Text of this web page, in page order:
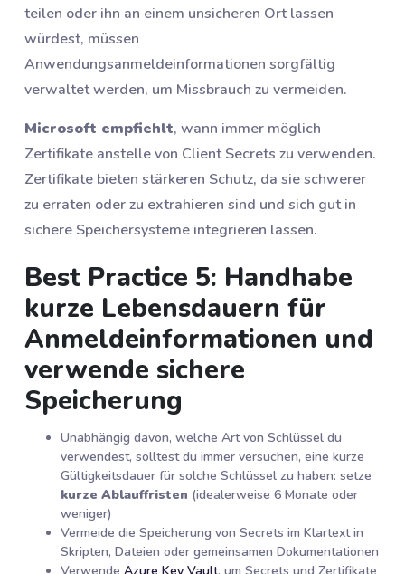
teilen oder ihn an einem unsicheren Ort lassen
würdest, müssen
Anwendungsanmeldeinformationen sorgfältig
verwaltet werden, um Missbrauch zu vermeiden.
Microsoft empfiehlt, wann immer möglich
Zertifikate anstelle von Client Secrets zu verwenden.
Zertifikate bieten stärkeren Schutz, da sie schwerer
zu erraten oder zu extrahieren sind und sich gut in
sichere Speichersysteme integrieren lassen.
Best Practice 5: Handhabe
kurze Lebensdauern für
Anmeldeinformationen und
verwende sichere
Speicherung
Unabhängig davon, welche Art von Schlüssel du
verwendest, solltest du immer versuchen, eine kurze
Gültigkeitsdauer für solche Schlüssel zu haben: setze
kurze Ablauffristen (idealerweise 6 Monate oder
weniger)
Vermeide die Speicherung von Secrets im Klartext in
Skripten, Dateien oder gemeinsamen Dokumentationen